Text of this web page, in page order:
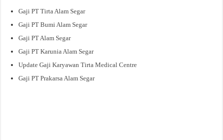
Gaji PT Tirta Alam Segar
Gaji PT Bumi Alam Segar
Gaji PT Alam Segar
Gaji PT Karunia Alam Segar
Update Gaji Karyawan Tirta Medical Centre
Gaji PT Prakarsa Alam Segar